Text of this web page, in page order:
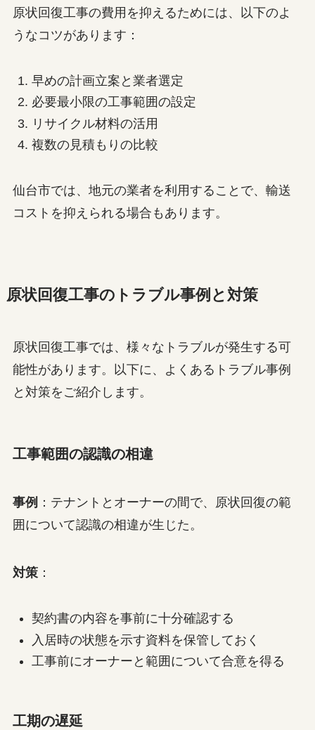
原状回復工事の費用を抑えるためには、以下のよ
うなコツがあります：
早めの計画立案と業者選定
必要最小限の工事範囲の設定
リサイクル材料の活用
複数の見積もりの比較
仙台市では、地元の業者を利用することで、輸送
コストを抑えられる場合もあります。
原状回復工事のトラブル事例と対策
原状回復工事では、様々なトラブルが発生する可
能性があります。以下に、よくあるトラブル事例
と対策をご紹介します。
工事範囲の認識の相違
事例 ：テナントとオーナーの間で、原状回復の範
囲について認識の相違が生じた。
対策：
契約書の内容を事前に十分確認する
入居時の状態を示す資料を保管しておく
工事前にオーナーと範囲について合意を得る
工期の遅延